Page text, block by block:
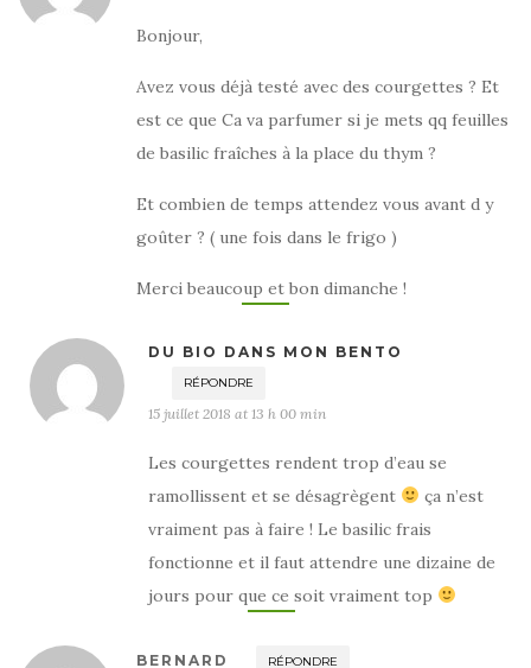
Bonjour,
Avez vous déjà testé avec des courgettes ? Et
est ce que Ca va parfumer si je mets qq feuilles
de basilic fraîches à la place du thym ?
Et combien de temps attendez vous avant d y
goûter ? ( une fois dans le frigo )
Merci beaucoup et bon dimanche !
DU BIO DANS MON BENTO
RÉPONDRE
15 juillet 2018 at 13 h 00 min
Les courgettes rendent trop d’eau se
ramollissent et se désagrègent
ça n’est
vraiment pas à faire ! Le basilic frais
fonctionne et il faut attendre une dizaine de
jours pour que ce soit vraiment top
BERNARD RÉPONDRE